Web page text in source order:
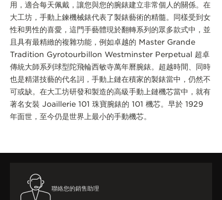
用，適合每天佩戴，讓您與您的腕錶建立非常個人的關係。在
大工坊，手動上鍊機械錶代表了製錶藝術的精髓。同樣受到女
性和男性的喜愛，這門手藝體現於翻轉系列的眾多款式中，並
且具有最精緻的複雜功能，例如卓越的 Master Grande
Tradition Gyrotourbillon Westminster Perpetual 超卓
傳統大師系列球型陀飛輪西敏寺萬年曆腕錶。超越時間、同時
也是精湛技藝的代名詞，手動上鏈在積家的製錶當中，仍然不
可或缺。在大工坊研發和製造的高級手動上鏈機芯當中，就有
著名女裝 Joaillerie 101 珠寶腕錶的 101 機芯。早於 1929
年面世，至今仍是世界上最小的手動機芯。
聯絡您的銷售助理